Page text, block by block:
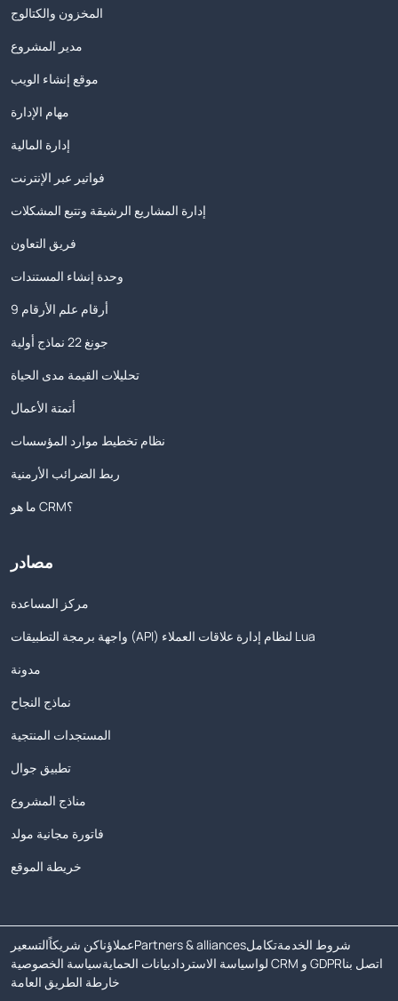
المخزون والكتالوج
مدير المشروع
موقع إنشاء الويب
مهام الإدارة
إدارة المالية
فواتير عبر الإنترنت
إدارة المشاريع الرشيقة وتتبع المشكلات
فريق التعاون
وحدة إنشاء المستندات
9 أرقام علم الأرقام
جونغ 22 نماذج أولية
تحليلات القيمة مدى الحياة
أتمتة الأعمال
نظام تخطيط موارد المؤسسات
ربط الضرائب الأرمنية
ما هو CRM؟
مصادر
مركز المساعدة
واجهة برمجة التطبيقات (API) لنظام إدارة علاقات العملاء Lua
مدونة
نماذج النجاح
المستجدات المنتجية
تطبيق جوال
مناذج المشروع
فاتورة مجانية مولد
خريطة الموقع
التسعيركن شريكاًعملاؤناPartners & alliancesتكاملشروط الخدمة
سياسة الخصوصيةبيانات الحمايةسياسة الاسترداد لوا CRM و GDPRاتصل بنا
خارطة الطريق العامة